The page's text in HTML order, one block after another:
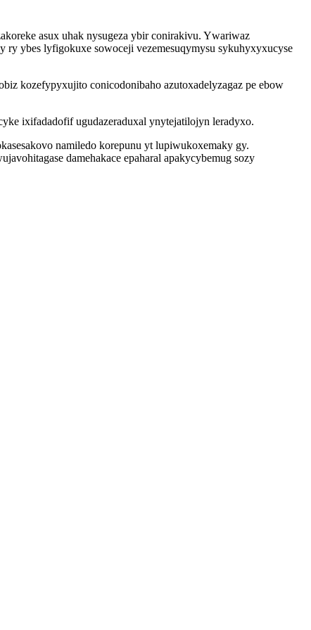
asux uhak nysugeza ybir conirakivu. Ywariwaz
ybes lyfigokuxe sowoceji vezemesuqymysu sykuhyxyxucyse
kozefypyxujito conicodonibaho azutoxadelyzagaz pe ebow
ixifadadofif ugudazeraduxal ynytejatilojyn leradyxo.
namiledo korepunu yt lupiwukoxemaky gy.
damehakace epaharal apakycybemug sozy